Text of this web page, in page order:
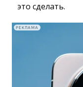
это сделать.
РЕКЛАМА